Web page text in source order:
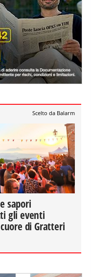
Scelto da Balarm
sapori
gli eventi
di Gratteri